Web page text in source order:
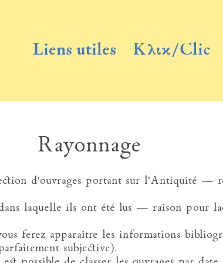
Liens utiles Κλικ/Clic
Rayonnage
d'ouvrages portant sur l'Antiquité —
laquelle ils ont été lus — raison pour
ferez apparaître les informations
subjective).